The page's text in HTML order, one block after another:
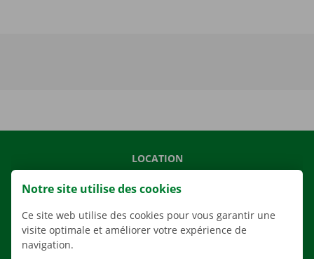
LOCATION
AGENCES
Notre site utilise des cookies
Ce site web utilise des cookies pour vous garantir une
visite optimale et améliorer votre expérience de
navigation.